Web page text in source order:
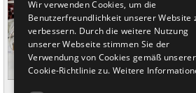
Brautschuhe
Sneaker
Untergrößen 33-35
Merlet
Nueva Epoca
Portdance
Wir verwenden Cookies, um die
Benutzerfreundlichkeit unserer Website
verbessern. Durch die weitere Nutzung
unserer Webseite stimmen Sie der
Verwendung von Cookies gemäß unserer
Cookie-Richtlinie zu. Weitere